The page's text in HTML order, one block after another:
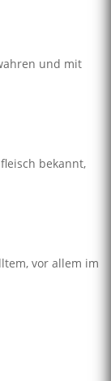
und mit
bekannt,
vor allem im